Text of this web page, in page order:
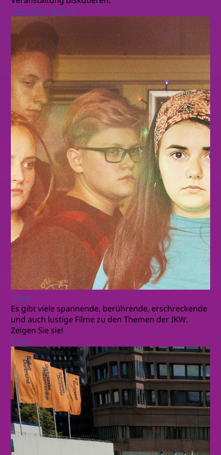
Lesungen, Bücher
Filme
Es gibt viele spannende, berührende, erschreckende
und auch lustige Filme zu den Themen der IKW.
Zeigen Sie sie!
Filme